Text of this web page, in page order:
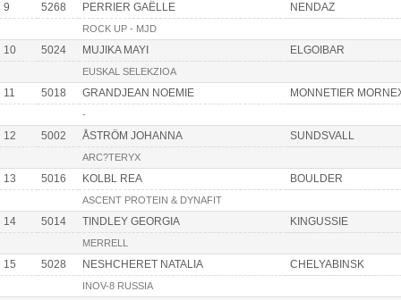
9 5268 PERRIER GAËLLE NENDAZ
ROCK UP - MJD
10 5024 MUJIKA MAYI ELGOIBAR
EUSKAL SELEKZIOA
11 5018 GRANDJEAN NOEMIE MONNETIER
-
12 5002 ÅSTRÖM JOHANNA SUNDSVALL
ARC?TERYX
13 5016 KOLBL REA BOULDER
ASCENT PROTEIN & DYNAFIT
14 5014 TINDLEY GEORGIA KINGUSSIE
MERRELL
15 5028 NESHCHERET NATALIA CHELYABINSK
INOV-8 RUSSIA